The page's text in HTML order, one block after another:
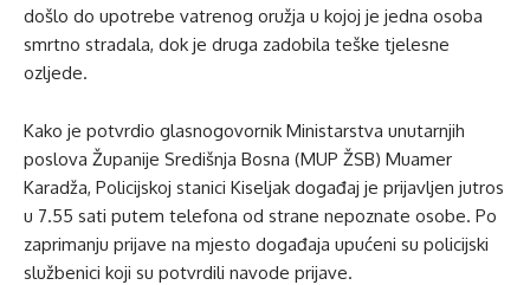
došlo do upotrebe vatrenog oružja u kojoj je jedna osoba
smrtno stradala, dok je druga zadobila teške tjelesne
ozljede.
Kako je potvrdio glasnogovornik Ministarstva unutarnjih
poslova Županije Središnja Bosna (MUP ŽSB) Muamer
Karadža, Policijskoj stanici Kiseljak događaj je prijavljen jutros
u 7.55 sati putem telefona od strane nepoznate osobe. Po
zaprimanju prijave na mjesto događaja upućeni su policijski
službenici koji su potvrdili navode prijave.